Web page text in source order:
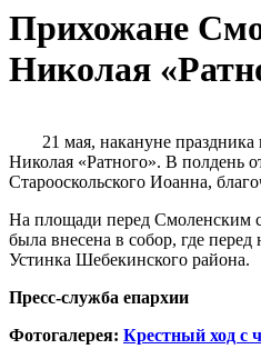
Прихожане
Николая
21 мая, накануне
Николая «Ратного». В полдень
Старооскольского Иоанна,
На площади перед Смоленским
была внесена в собор, где
Устинка Шебекинского района.
Пресс-служба епархии
Фотогалерея: Крестный ход с